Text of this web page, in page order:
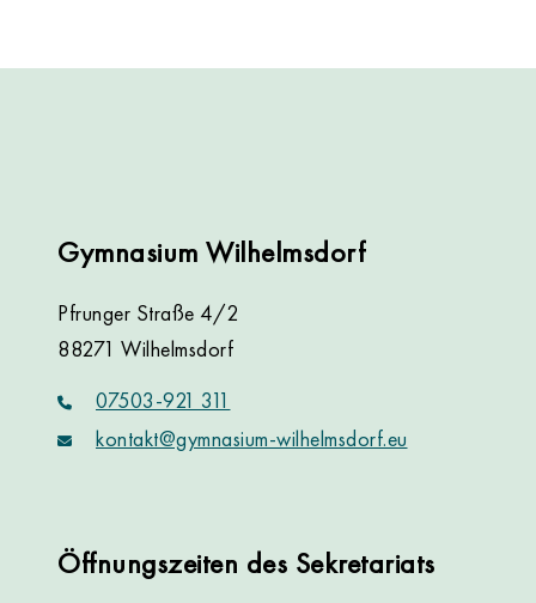
Gymnasium Wilhelmsdorf
Pfrunger Straße 4/2
88271 Wilhelmsdorf
07503-921 311
kontakt@gymnasium-wilhelmsdorf.eu
Öffnungszeiten des Sekretariats